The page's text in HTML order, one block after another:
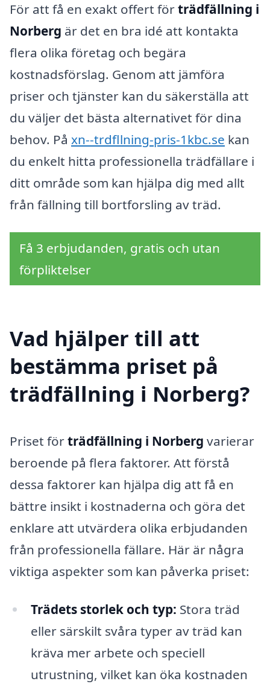
För att få en exakt offert förträdfällning i
Norberg är det en bra idé att kontakta
flera olika företag och begära
kostnadsförslag. Genom att jämföra
priser och tjänster kan du säkerställa att
du väljer det bästa alternativet för dina
behov. På xn--trdfllning-pris-1kbc.se kan
du enkelt hitta professionella trädfällare i
ditt område som kan hjälpa dig med allt
från fällning till bortforsling av träd.
Få 3 erbjudanden, gratis och utan
förpliktelser
Vad hjälper till att
bestämma priset på
trädfällning i Norberg?
Priset förträdfällning i Norberg varierar
beroende på flera faktorer. Att förstå
dessa faktorer kan hjälpa dig att få en
bättre insikt i kostnaderna och göra det
enklare att utvärdera olika erbjudanden
från professionella fällare. Här är några
viktiga aspekter som kan påverka priset:
Trädets storlek och typ: Stora träd
eller särskilt svåra typer av träd kan
kräva mer arbete och speciell
utrustning, vilket kan öka kostnaden